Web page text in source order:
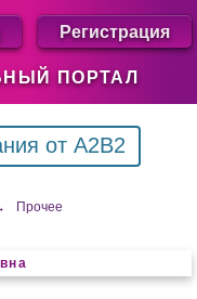
ПОРТАЛ
Регистрация
от A2B2
Прочее